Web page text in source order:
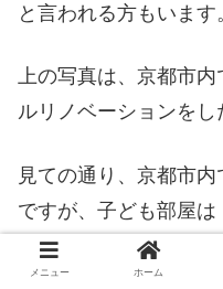
と言われる方もいます
上の写真は、京都市
ルリノベーションをし
見ての通り、京都市
ですが、子ども部屋
計をしました。
メニュー ホーム